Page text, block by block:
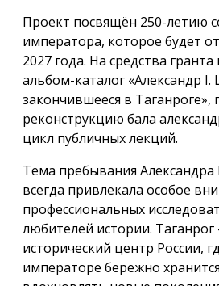
Проект посвящён 250-летию
императора, которое будет
2027 года. На средства
альбом-каталог «Александр I.
закончившееся в Таганроге»,
реконструкцию бала
цикл публичных лекций.
Тема пребывания
всегда привлекала особое
профессиональных
любителей истории.
исторический центр России,
императоре бережно